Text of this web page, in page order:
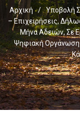
Αρχική /
Υποβολή
– Επιχειρήσεις,
Μήνα Αδειών, Σε
Ψηφιακή Οργάνωση